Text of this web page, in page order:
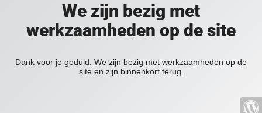
We zijn bezig met
werkzaamheden op de site
Dank voor je geduld. We zijn bezig met werkzaamheden op de
site en zijn binnenkort terug.